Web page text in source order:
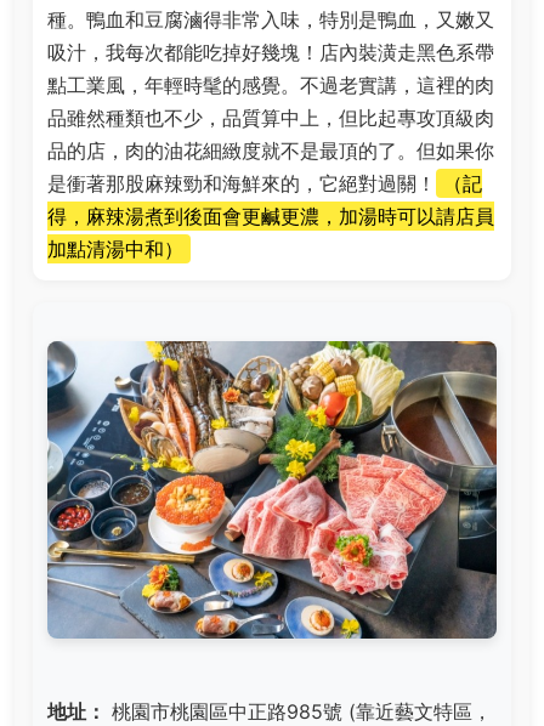
種。鴨血和豆腐滷得非常入味，特別是鴨血，又嫩又
吸汁，我每次都能吃掉好幾塊！店內裝潢走黑色系帶
點工業風，年輕時髦的感覺。不過老實講，這裡的肉
品雖然種類也不少，品質算中上，但比起專攻頂級肉
品的店，肉的油花細緻度就不是最頂的了。但如果你
是衝著那股麻辣勁和海鮮來的，它絕對過關！
（記
得，麻辣湯煮到後面會更鹹更濃，加湯時可以請店員
加點清湯中和）
地址： 桃園市桃園區中正路985號 (靠近藝文特區，